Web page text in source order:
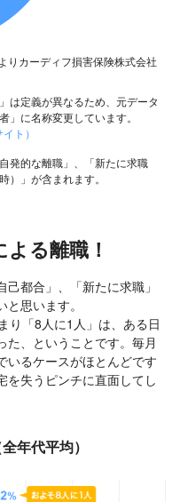
りカーディフ損害保険株式会社
は定義が異なるため、元データ
に名称変更しています。
ト）
発的な離職」、「新たに求職
）」が含まれます。
る離職！
都合」、「新たに求職」
思います。
り「8人に1人」は、ある日
た、ということです。毎月
いるケースがほとんどです
を失うピンチに直面してし
年代平均）